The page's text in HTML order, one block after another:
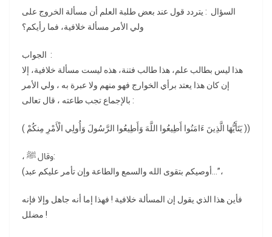
السؤال : يتردد قول عند بعض طلبة العلم أن مسألة الخروج على
ولي الأمر مسألة خلافية، فما رأيكم؟
الجواب :
هذا ليس بطالب علم، هذا طالب فتنة، هذه ليست مسألة خلافية، إلا
إن كان هذا يعتد برأي الخوارج فهو منهم ولا عبرة به ، ولي الأمر
بالإجماع تجب طاعته ، قال تعالى :
( يَتَأَيُّهَا الَّذِينَ ءَامَنُوا أَطِيعُوا اللَّهَ وَأَطِيعُوا الرَّسُولَ وَأُولِي الْأَمْرِ مِنكُمْ ))
، وقال ﷺ:
(أوصيكم بتقوى الله والسمع والطاعة وإن تأمر عليكم عبد…”،
فأين هذا الذي يقول إن المسألة خلافية ! فهذا إما أنه جاهل وإلا فإنه
مضلل !